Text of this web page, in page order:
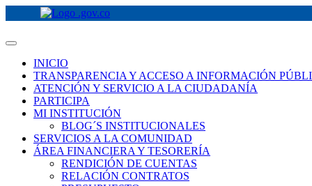
INICIO
TRANSPARENCIA Y ACCESO A INFORMACIÓN
ATENCIÓN Y SERVICIO A LA CIUDADANÍA
PARTICIPA
MI INSTITUCIÓN
BLOG´S INSTITUCIONALES
SERVICIOS A LA COMUNIDAD
ÁREA FINANCIERA Y TESORERÍA
RENDICIÓN DE CUENTAS
RELACIÓN CONTRATOS